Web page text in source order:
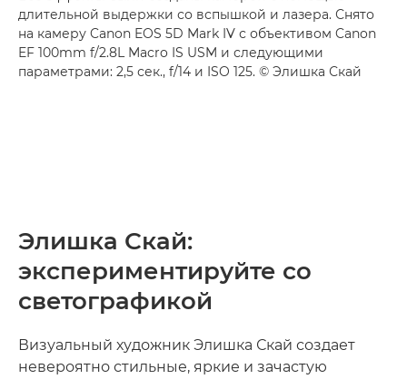
длительной выдержки со вспышкой и лазера. Снято
на камеру Canon EOS 5D Mark IV с объективом Canon
EF 100mm f/2.8L Macro IS USM и следующими
параметрами: 2,5 сек., f/14 и ISO 125. © Элишка Скай
Элишка Скай:
экспериментируйте со
светографикой
Визуальный художник Элишка Скай создает
невероятно стильные, яркие и зачастую